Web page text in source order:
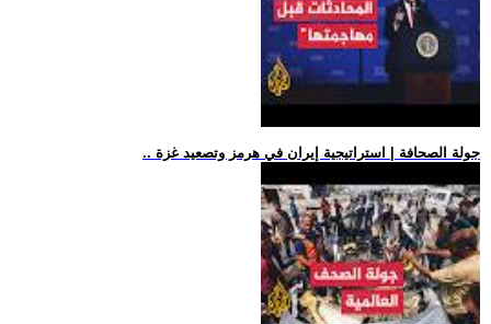
.. جولة الصحافة | استراتيجية إيران في هرمز وتصعيد غزة